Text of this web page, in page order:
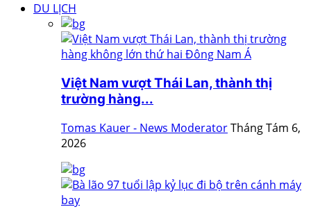
DU LỊCH
Việt Nam vượt Thái Lan, thành thị
trường hàng...
Tomas Kauer - News ModeratorTháng Tám 6,
2026